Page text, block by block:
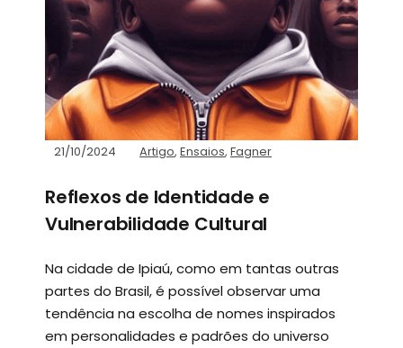
21/10/2024 Artigo, Ensaios, Fagner
Reflexos de Identidade e
Vulnerabilidade Cultural
Na cidade de Ipiaú, como em tantas outras
partes do Brasil, é possível observar uma
tendência na escolha de nomes inspirados
em personalidades e padrões do universo